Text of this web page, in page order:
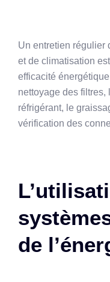
Un entretien régulier
et de climatisation
efficacité
nettoyage des
réfrigérant, le
vérification des
de